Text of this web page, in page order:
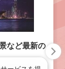
など最新の